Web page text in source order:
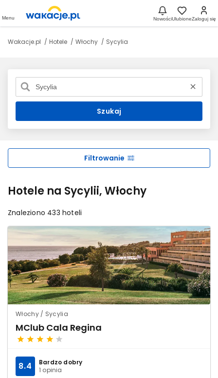
Menu NowościUlubioneZaloguj się
Wakacje.pl Hotele Włochy Sycylia
Szukaj
Hotele na Sycylii, Włochy
Filtrowanie
Znaleziono 433 hoteli
Włochy / Sycylia
MClub Cala Regina
Bardzo dobry
1 opinia
8.4